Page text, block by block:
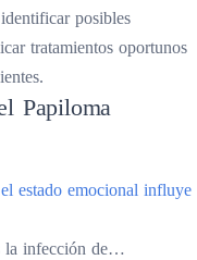
posibles
tratamientos oportunos
Papiloma
estado emocional influye
la infección de…